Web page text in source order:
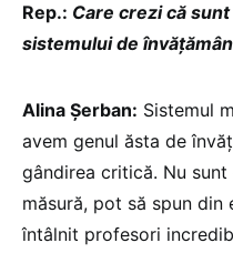
Rep.: Care crezi că
sistemului de
Alina Șerban: Sistemul
avem genul ăsta de
gândirea critică. Nu
măsură, pot să spun din
întâlnit profesori